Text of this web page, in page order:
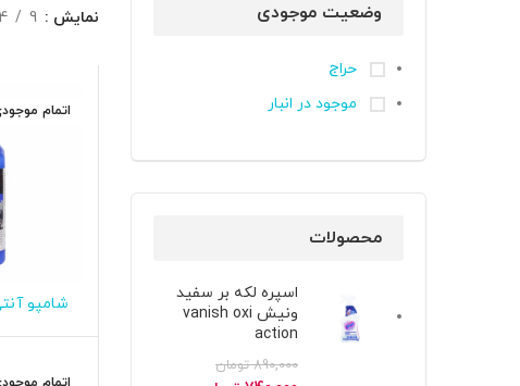
وضعیت موجودی
حراج
موجود در انبار
محصولات
اسپره لکه بر سفید
ونیش vanish oxi
action
890,000 تومان
نمایش
9
اتمام
شامپو